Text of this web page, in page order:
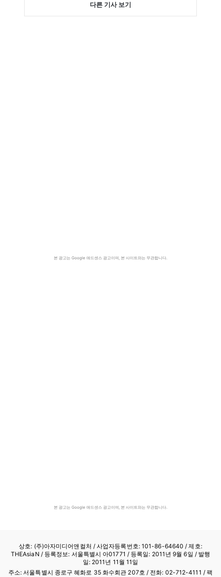
다른 기사 보기
본 광고는 Google 애드센스 광고이며, 본 사이트와는 무관합니다.
본 광고는 Google 애드센스 광고이며, 본 사이트와는 무관합니다.
상호: (주)아자미디어앤컬처 /사업자등록번호: 101-86-64640 / 제호:
THEAsiaN / 등록정보: 서울특별시 아01771 / 등록일: 2011년 9월 6일 / 발행
일: 2011년 11월 11일
주소: 서울특별시 종로구 혜화로 35 화수회관 207호 / 전화: 02-712-4111 / 팩